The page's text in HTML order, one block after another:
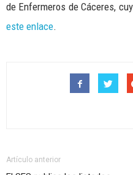
de Enfermeros de Cáceres,
este enlace.
Artículo anterior